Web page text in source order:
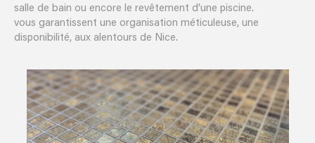
salle de bain ou encore le revêtement d’une piscine.
vous garantissent une organisation méticuleuse, une
disponibilité, aux alentours de Nice.